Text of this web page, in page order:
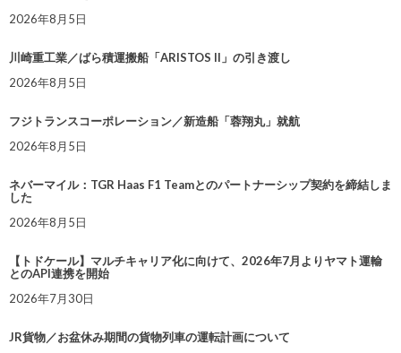
2026年8月5日
川崎重工業／ばら積運搬船「ARISTOS II」の引き渡し
2026年8月5日
フジトランスコーポレーション／新造船「蓉翔丸」就航
2026年8月5日
ネバーマイル：TGR Haas F1 Teamとのパートナーシップ契約を締結しま
した
2026年8月5日
【トドケール】マルチキャリア化に向けて、2026年7月よりヤマト運輸
とのAPI連携を開始
2026年7月30日
JR貨物／お盆休み期間の貨物列車の運転計画について